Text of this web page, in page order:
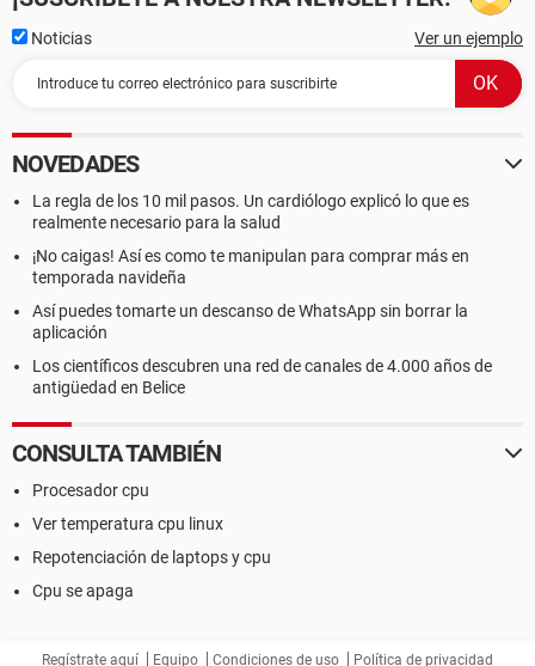
Noticias Ver un ejemplo
NOVEDADES
La regla de los 10 mil pasos. Un cardiólogo explicó lo que es
realmente necesario para la salud
¡No caigas! Así es como te manipulan para comprar más en
temporada navideña
Así puedes tomarte un descanso de WhatsApp sin borrar la
aplicación
Los científicos descubren una red de canales de 4.000 años de
antigüedad en Belice
CONSULTA TAMBIÉN
Procesador cpu
Ver temperatura cpu linux
Repotenciación de laptops y cpu
Cpu se apaga
Regístrate aquí Equipo Condiciones de uso Política de privacidad